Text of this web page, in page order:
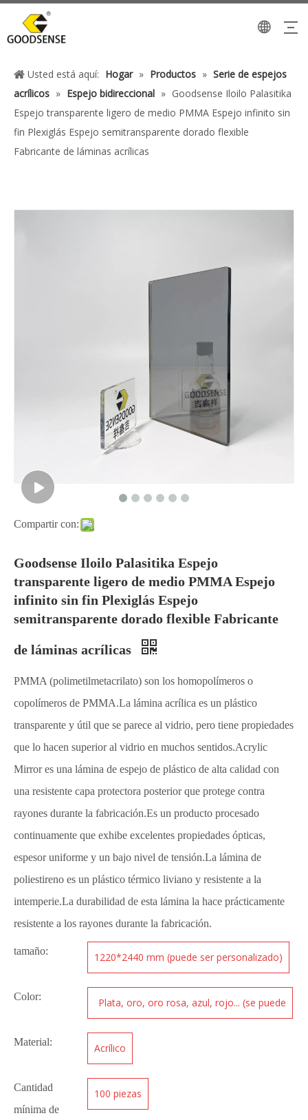
Usted está aquí: Hogar » Productos » Serie de espejos
acrílicos » Espejo bidireccional » Goodsense Iloilo Palasitika
Espejo transparente ligero de medio PMMA Espejo infinito sin
fin Plexiglás Espejo semitransparente dorado flexible
Fabricante de láminas acrílicas
Compartir con:
Goodsense Iloilo Palasitika Espejo
transparente ligero de medio PMMA Espejo
infinito sin fin Plexiglás Espejo
semitransparente dorado flexible Fabricante
de láminas acrílicas
PMMA (polimetilmetacrilato) son los homopolímeros o
copolímeros de PMMA.La lámina acrílica es un plástico
transparente y útil que se parece al vidrio, pero tiene propiedades
que lo hacen superior al vidrio en muchos sentidos.Acrylic
Mirror es una lámina de espejo de plástico de alta calidad con
una resistente capa protectora posterior que protege contra
rayones durante la fabricación.Es un producto procesado
continuamente que exhibe excelentes propiedades ópticas,
espesor uniforme y un bajo nivel de tensión.La lámina de
poliestireno es un plástico térmico liviano y resistente a la
intemperie.La durabilidad de esta lámina la hace prácticamente
resistente a los rayones durante la fabricación.
tamaño: 1220*2440 mm (puede ser personalizado)
Color:
Plata, oro, oro rosa, azul, rojo... (se puede
Material: Acrílico
Cantidad
mínima de
100 piezas